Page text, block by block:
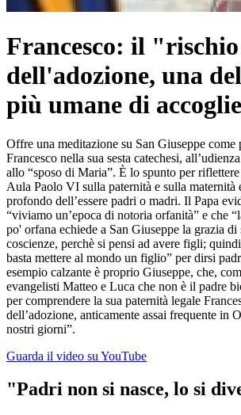
Francesco: il
dell'adozione, una
più umane di
Offre una meditazione su San Giuseppe come
Francesco nella sua sesta catechesi,
allo “sposo di Maria”. È lo spunto per riflettere
Aula Paolo VI sulla paternità e sulla maternità
profondo dell’essere padri o madri. Il Papa
“viviamo un’epoca di notoria orfanità” e che
po' orfana echiede a San Giuseppe la grazia di
coscienze, perchè si pensi ad avere figli;
basta mettere al mondo un figlio” per dirsi
esempio calzante è proprio Giuseppe, che,
evangelisti Matteo e Luca che non è il padre
per comprendere la sua paternità legale
dell’adozione, anticamente assai frequente in
nostri giorni”.
Guarda il video su YouTube
"Padri non si nasce, lo si